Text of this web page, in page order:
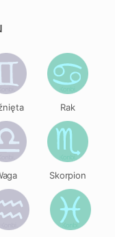
Rak
Skorpion